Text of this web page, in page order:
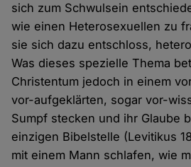
sich zum Schwulsein
wie einen Heterosexuellen zu
sie sich dazu entschloss,
Was dieses spezielle Thema
Christentum jedoch in einem
vor-aufgeklärten, sogar vor-
Sumpf stecken und ihr Glaube
einzigen Bibelstelle (Levitikus
mit einem Mann schlafen, wie